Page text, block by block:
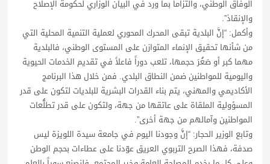
الوفاق الوطني، والتزاماً بما ورد في البيان الوزاري لحكومة الإصلاح
والإنقاذ”.
وأكمل: “إنَّ البلدية تبقى المحرك المحوري لعملية التنمية المحلية التي
من شأنها تحقيق الإنماء المتوازن على المستوى الوطني، فالبلدية
مهما كبر أو صَغُرَ حجمها، تلعب دوراً فاعلاً في تقديم الخدمات الحيوية
واليومية للمواطنين ضمن النطاق البلدي. فمن خلال هذا البرنامج
الأكاديمي والمهني، يتم بناء القدرات البشرية للبلديات لتكون على قدر
المسؤولية الملقاة على عاتقها من جهة، ولتكون على قدر تطلُّعات
المواطنين وآمالهم من جهة أخرى”.
وتابع الوزير الحجار: “إنَّ وجودنا اليوم في جامعة سيدة اللويزة ليس
صدفة، فهذا الصرح التربوي العريق عوّدنا على عطاءات بحجم الوطن